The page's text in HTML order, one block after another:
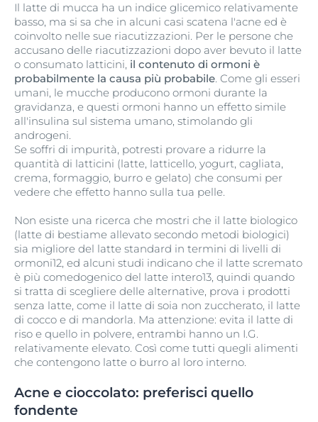
Il latte di mucca ha un indice glicemico relativamente
basso, ma si sa che in alcuni casi scatena l'acne ed è
coinvolto nelle sue riacutizzazioni. Per le persone che
accusano delle riacutizzazioni dopo aver bevuto il latte
o consumato latticini, il contenuto di ormoni è
probabilmente la causa più probabile. Come gli esseri
umani, le mucche producono ormoni durante la
gravidanza, e questi ormoni hanno un effetto simile
all'insulina sul sistema umano, stimolando gli
androgeni.
Se soffri di impurità, potresti provare a ridurre la
quantità di latticini (latte, latticello, yogurt, cagliata,
crema, formaggio, burro e gelato) che consumi per
vedere che effetto hanno sulla tua pelle.
Non esiste una ricerca che mostri che il latte biologico
(latte di bestiame allevato secondo metodi biologici)
sia migliore del latte standard in termini di livelli di
ormoni12, ed alcuni studi indicano che il latte scremato
è più comedogenico del latte intero13, quindi quando
si tratta di scegliere delle alternative, prova i prodotti
senza latte, come il latte di soia non zuccherato, il latte
di cocco e di mandorla. Ma attenzione: evita il latte di
riso e quello in polvere, entrambi hanno un I.G.
relativamente elevato. Così come tutti quegli alimenti
che contengono latte o burro al loro interno.
Acne e cioccolato: preferisci quello
fondente